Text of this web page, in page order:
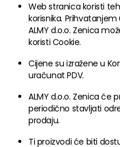
Web stranica koristi
korisnika.
ALMY d.o.o. Zenica
koristi Cookie.
Cijene su izražene u
uračunat PDV.
ALMY d.o.o. Zenica će
periodično stavljati
prodaju.
Ti proizvodi će biti